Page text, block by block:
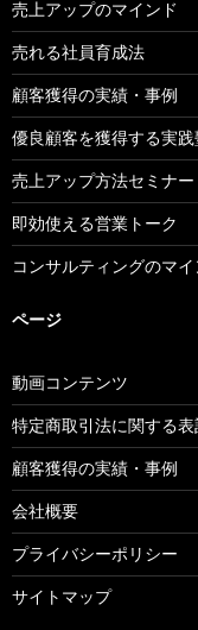
売上アップのマインド
売れる社員育成法
顧客獲得の実績・事例
優良顧客を獲得する実践
売上アップ方法セミナ
即効使える営業トーク
コンサルティングのマイ
ページ
動画コンテンツ
特定商取引法に関する表
顧客獲得の実績・事例
会社概要
プライバシーポリシー
サイトマップ